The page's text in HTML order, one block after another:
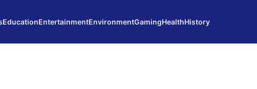
EducationEntertainmentEnvironmentGamingHealthHistory